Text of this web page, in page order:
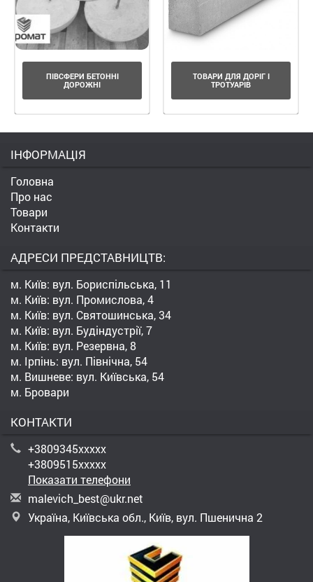
ПІВСФЕРИ БЕТОННІ
ДОРОЖНІ
ТОВАРИ ДЛЯ ДОРІГ І
ТРОТУАРІВ
ІНФОРМАЦІЯ
Головна
Про нас
Товари
Контакти
АДРЕСИ ПРЕДСТАВНИЦТВ:
м. Київ: вул. Бориспільська, 11
м. Київ: вул. Промислова, 4
м. Київ: вул. Святошинська, 34
м. Київ: вул. Будіндустрії, 7
м. Київ: вул. Резервна, 8
м. Ірпінь: вул. Північна, 54
м. Вишневе: вул. Київська, 54
м. Бровари
КОНТАКТИ
+3809345xxxxx
+3809515xxxxx
Показати телефони
malevich_best@ukr.net
Україна, Київська обл., Київ, вул. Пшенична 2